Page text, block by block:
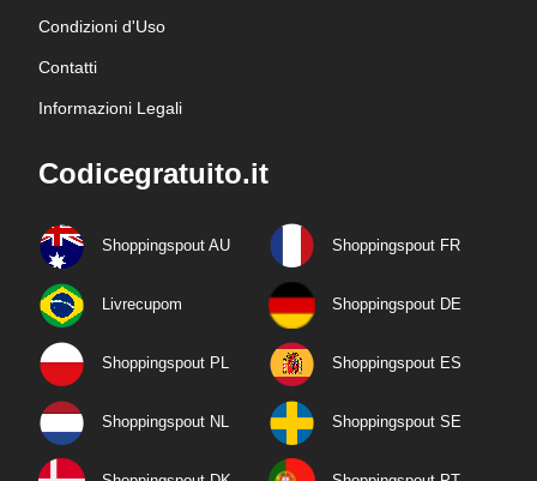
Condizioni d'Uso
Contatti
Informazioni Legali
Codicegratuito.it
Shoppingspout AU Shoppingspout FR
Livrecupom Shoppingspout DE
Shoppingspout PL Shoppingspout ES
Shoppingspout NL Shoppingspout SE